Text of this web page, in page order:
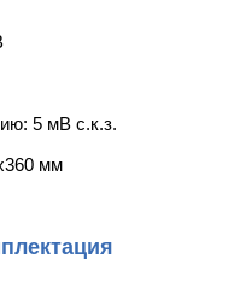
5 мВ с.к.з.
мм